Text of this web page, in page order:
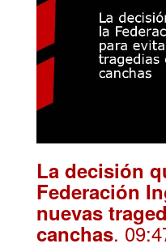
La decisión
Federación
nuevas
canchas.